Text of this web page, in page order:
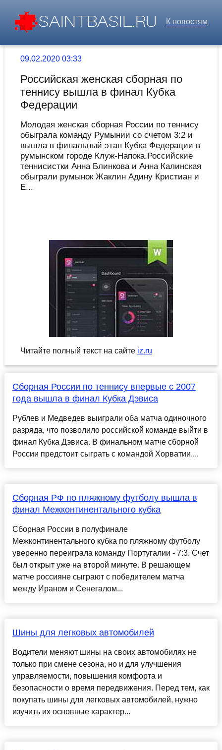
К новостям
09.02.2020 03:33
Российская женская сборная по
теннису вышла в финал Кубка
Федерации
Молодая женская сборная России по теннису
обыграла команду Румынии со счетом 3:2 и
вышла в финальный этап Кубка Федерации в
румынском городе Клуж-Напока.Российские
теннисистки Анна Блинкова и Анна Калинская
обыграли румынок Жаклин Адину Кристиан и
Е...
Читайте полный текст на сайте iz.ru
Сборная России по теннису впервые с 2007
года вышла в финал Кубка Дэвиса
Рублев и Медведев выиграли оба матча одиночного
разряда, что позволило российской команде выйти в
финал Кубка Дэвиса. В финальном матче сборной
России предстоит сыграть с командой Хорватии....
Сборная РФ по пляжному футболу вышла в
финал Межконтинентального кубка
Сборная России в полуфинале
Межконтинентального кубка по пляжному футболу
уверенно переиграла команду Португалии - 7:3. Счет
был открыт уже на второй минуте. В решающем
матче россияне сыграют с победителем матча
между Ираном и Сенегалом...
Шины для легковых автомобилей
Водители меняют шины на своих автомобилях не
только при смене сезона, но и для улучшения
управляемости, повышения комфорта и
безопасности о время передвижения. Перед тем, как
покупать шины для легковых автомобилей, нужно
изучить их основные характер...